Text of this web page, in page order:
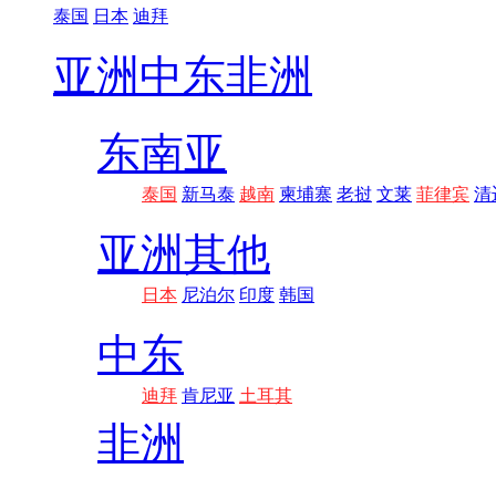
泰国 日本 迪拜
亚洲 中东非洲
东南亚
泰国 新马泰 越南 柬埔寨 老挝 文莱 菲律宾 清
亚洲其他
日本 尼泊尔 印度 韩国
中东
迪拜 肯尼亚 土耳其
非洲